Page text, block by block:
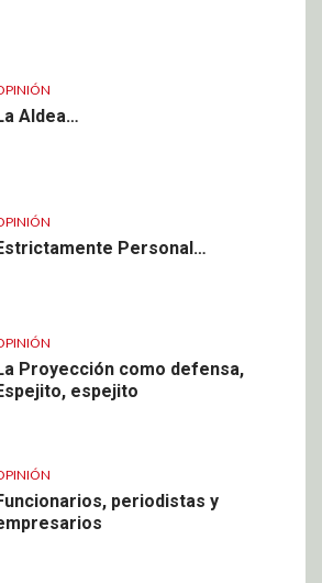
Aldea…
Personal…
Proyección como defensa,
espejito
periodistas y